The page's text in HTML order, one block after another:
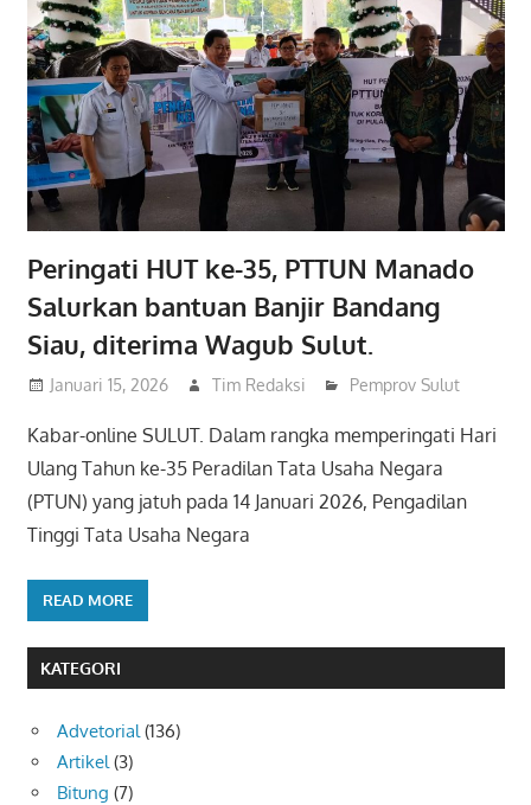
Peringati HUT ke-35, PTTUN Manado
Salurkan bantuan Banjir Bandang
Siau, diterima Wagub Sulut.
Januari 15, 2026 Tim Redaksi Pemprov Sulut
Kabar-online SULUT. Dalam rangka memperingati Hari
Ulang Tahun ke-35 Peradilan Tata Usaha Negara
(PTUN) yang jatuh pada 14 Januari 2026, Pengadilan
Tinggi Tata Usaha Negara
READ MORE
KATEGORI
Advetorial (136)
Artikel (3)
Bitung (7)